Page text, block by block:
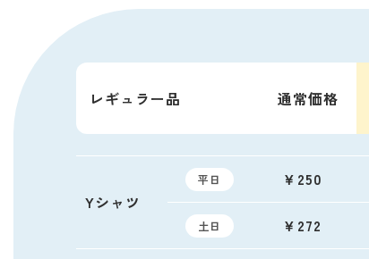
レギュラー品 通常価格
Yシャツ
平日 ￥250
土日 ￥272